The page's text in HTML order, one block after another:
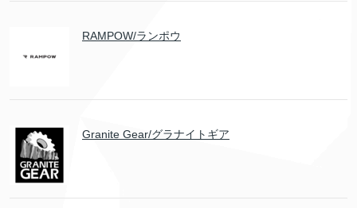
RAMPOW/ランポウ
Granite Gear/グラナイトギア